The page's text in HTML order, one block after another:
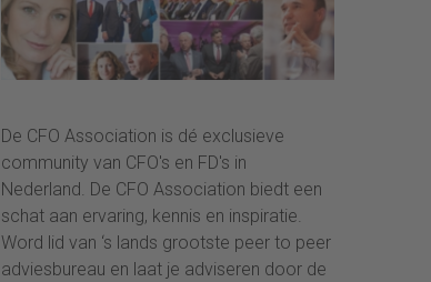
De CFO Association is dé exclusieve
community van CFO's en FD's in
Nederland. De CFO Association biedt een
schat aan ervaring, kennis en inspiratie.
Word lid van ‘s lands grootste peer to peer
adviesbureau en laat je adviseren door de